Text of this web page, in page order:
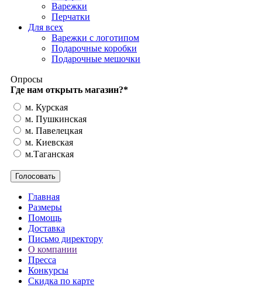
Варежки
Перчатки
Для всех
Варежки с логотипом
Подарочные коробки
Подарочные мешочки
Опросы
Где нам открыть магазин?*
м. Курская
м. Пушкинская
м. Павелецкая
м. Киевская
м.Таганская
Главная
Размеры
Помощь
Доставка
Письмо директору
О компании
Пресса
Конкурсы
Скидка по карте